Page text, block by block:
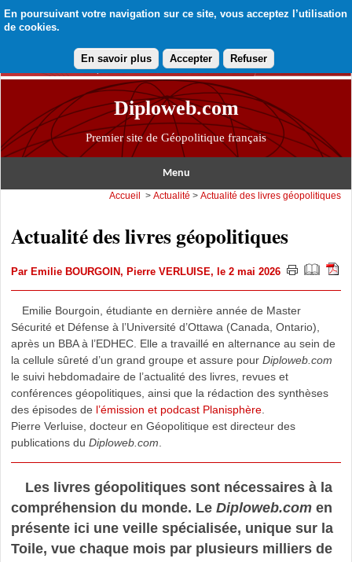
En poursuivant votre navigation sur ce site, vous acceptez l’utilisation
de cookies.
En savoir plus Accepter Refuser
Diploweb.com
Premier site de Géopolitique français
Menu
Accueil >Actualité >Actualité des livres géopolitiques
Actualité des livres géopolitiques
Par Emilie BOURGOIN, Pierre VERLUISE, le 2 mai 2026
Emilie Bourgoin, étudiante en dernière année de Master
Sécurité et Défense à l’Université d’Ottawa (Canada, Ontario),
après un BBA à l’EDHEC. Elle a travaillé en alternance au sein de
la cellule sûreté d’un grand groupe et assure pour Diploweb.com
le suivi hebdomadaire de l’actualité des livres, revues et
conférences géopolitiques, ainsi que la rédaction des synthèses
des épisodes de l’émission et podcast Planisphère.
Pierre Verluise, docteur en Géopolitique est directeur des
publications du Diploweb.com
Les livres géopolitiques sont nécessaires à la
compréhension du monde. Le Diploweb.com en
présente ici une veille spécialisée, unique sur la
Toile, vue chaque mois par plusieurs milliers de